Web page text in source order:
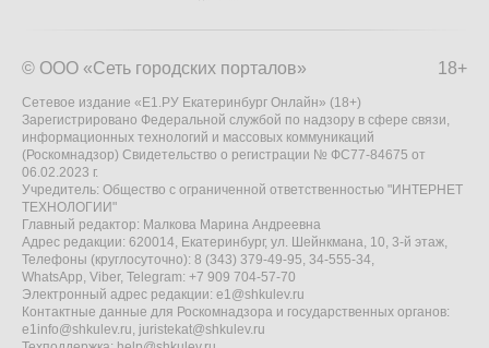
18+
© ООО «Сеть городских порталов»
Сетевое издание «Е1.РУ Екатеринбург Онлайн» (18+)
Зарегистрировано Федеральной службой по надзору в сфере связи,
информационных технологий и массовых коммуникаций
(Роскомнадзор) Свидетельство о регистрации № ФС77-84675 от
06.02.2023 г.
Учредитель: Общество с ограниченной ответственностью "ИНТЕРНЕТ
ТЕХНОЛОГИИ"
Главный редактор: Малкова Марина Андреевна
Адрес редакции: 620014, Екатеринбург, ул. Шейнкмана, 10, 3-й этаж,
Телефоны (круглосуточно): 8 (343) 379-49-95, 34-555-34,
WhatsApp, Viber, Telegram: +7 909 704-57-70
Электронный адрес редакции: e1@shkulev.ru
Контактные данные для Роскомнадзора и государственных органов:
e1info@shkulev.ru, juristekat@shkulev.ru